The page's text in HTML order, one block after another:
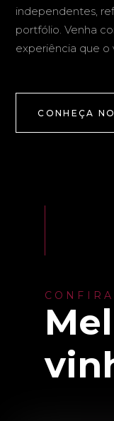
independentes,
portfólio. Venha
experiência que o
CONHEÇA